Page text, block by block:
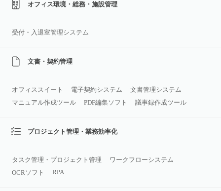
オフィス環境・総務・施設管理
受付・入退室管理システム
文書・契約管理
オフィススイート 電子契約システム
文書管理システム
マニュアル作成ツール
PDF編集ソフト 議事録作成ツール
プロジェクト管理・業務効率化
タスク管理・プロジェクト管理
ワークフローシステム
OCRソフト
RPA